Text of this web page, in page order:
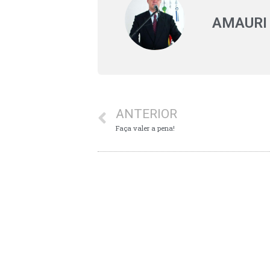
ANTERIOR
Faça valer a pena!